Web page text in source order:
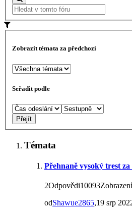
Zobrazit témata za předchozí
Seřadit podle
Témata
Přehnaně vysoký trest
2Odpovědi10093Zobrazení
odShawue2865,19 srp